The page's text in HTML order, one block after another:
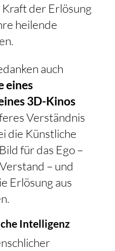
der Erlösung
heilende
auch
eines
3D-Kinos
Verständnis
die Künstliche
für das Ego –
– und
Erlösung aus
Intelligenz